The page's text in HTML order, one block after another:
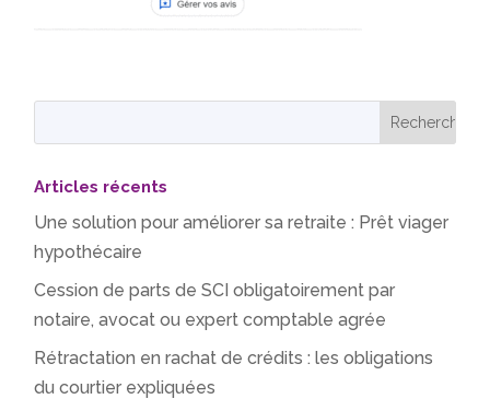
Articles récents
Une solution pour améliorer sa retraite : Prêt viager
hypothécaire
Cession de parts de SCI obligatoirement par
notaire, avocat ou expert comptable agrée
Rétractation en rachat de crédits : les obligations
du courtier expliquées